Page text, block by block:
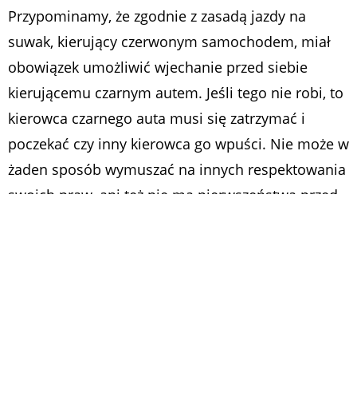
Przypominamy, że zgodnie z zasadą jazdy na
suwak, kierujący czerwonym samochodem, miał
obowiązek umożliwić wjechanie przed siebie
kierującemu czarnym autem. Jeśli tego nie robi, to
kierowca czarnego auta musi się zatrzymać i
poczekać czy inny kierowca go wpuści. Nie może w
żaden sposób wymuszać na innych respektowania
swoich praw, ani też nie ma pierwszeństwa przed